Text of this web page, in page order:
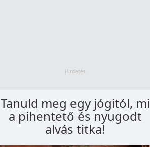
Tanuld meg egy jógitól, mi
a pihentető és nyugodt
alvás titka!